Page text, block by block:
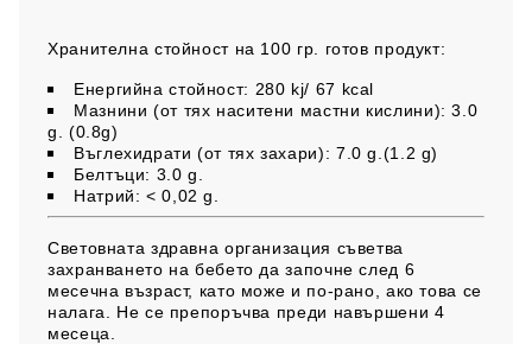
Хранителна стойност на 100 гр. готов продукт:
Енергийна стойност: 280 kj/ 67 kcal
Мазнини (от тях наситени мастни кислини): 3.0
g. (0.8g)
Въглехидрати (от тях захари): 7.0 g.(1.2 g)
Белтъци: 3.0 g.
Натрий: < 0,02 g.
Световната здравна организация съветва
захранването на бебето да започне след 6
месечна възраст, като може и по-рано, ако това се
налага. Не се препоръчва преди навършени 4
месеца.